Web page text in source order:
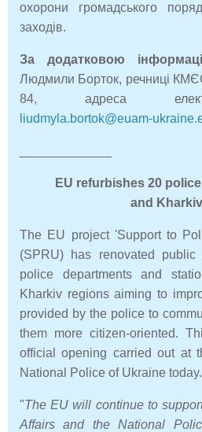
охорони громадського
заходів.
За додатковою
Людмили Борток, речниці
84, адреса
liudmyla.bortok@euam-
EU refurbishes 20
and
The EU project 'Support to
(SPRU) has renovated
police departments and
Kharkiv regions aiming to
provided by the police to
them more citizen-oriented.
official opening carried out at
National Police of Ukraine today.
"The EU will continue to
Affairs and the National